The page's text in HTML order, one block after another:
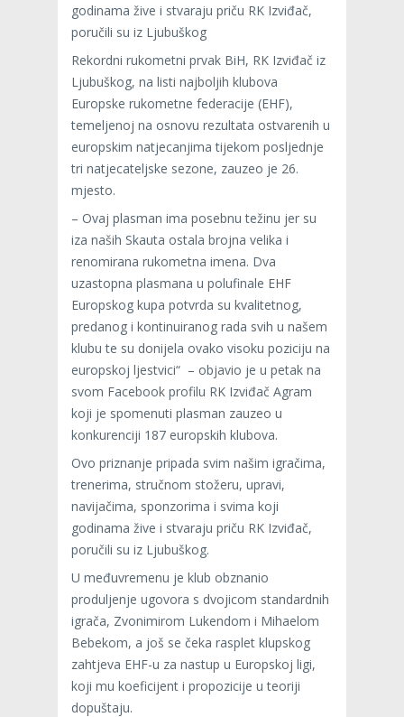
godinama žive i stvaraju priču RK Izviđač,
poručili su iz Ljubuškog
Rekordni rukometni prvak BiH, RK Izviđač iz
Ljubuškog, na listi najboljih klubova
Europske rukometne federacije (EHF),
temeljenoj na osnovu rezultata ostvarenih u
europskim natjecanjima tijekom posljednje
tri natjecateljske sezone, zauzeo je 26.
mjesto.
– Ovaj plasman ima posebnu težinu jer su
iza naših Skauta ostala brojna velika i
renomirana rukometna imena. Dva
uzastopna plasmana u polufinale EHF
Europskog kupa potvrda su kvalitetnog,
predanog i kontinuiranog rada svih u našem
klubu te su donijela ovako visoku poziciju na
europskoj ljestvici“ – objavio je u petak na
svom Facebook profilu RK Izviđač Agram
koji je spomenuti plasman zauzeo u
konkurenciji 187 europskih klubova.
Ovo priznanje pripada svim našim igračima,
trenerima, stručnom stožeru, upravi,
navijačima, sponzorima i svima koji
godinama žive i stvaraju priču RK Izviđač,
poručili su iz Ljubuškog.
U međuvremenu je klub obznanio
produljenje ugovora s dvojicom standardnih
igrača, Zvonimirom Lukendom i Mihaelom
Bebekom, a još se čeka rasplet klupskog
zahtjeva EHF-u za nastup u Europskoj ligi,
koji mu koeficijent i propozicije u teoriji
dopuštaju.